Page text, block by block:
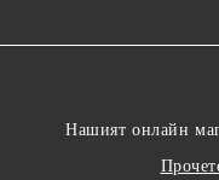
Нашият онлайн